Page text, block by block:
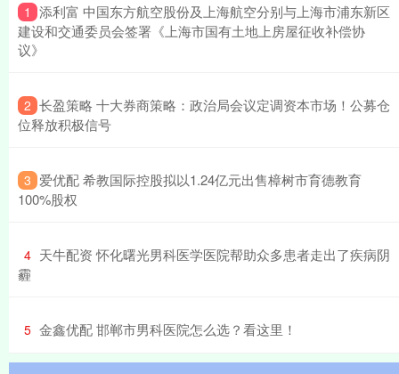
1 ​添利富 中国东方航空股份及上海航空分别与上海市浦东新区
建设和交通委员会签署《上海市国有土地上房屋征收补偿协
议》
2 ​长盈策略 十大券商策略：政治局会议定调资本市场！公募仓
位释放积极信号
3 ​爱优配 希教国际控股拟以1.24亿元出售樟树市育德教育
100%股权
4 ​天牛配资 怀化曙光男科医学医院帮助众多患者走出了疾病阴
霾
5 ​金鑫优配 邯郸市男科医院怎么选？看这里！